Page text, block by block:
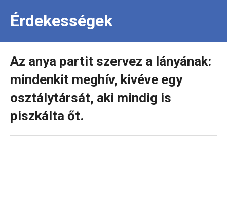
Érdekességek
Az anya partit szervez a lányának:
mindenkit meghív, kivéve egy
osztálytársát, aki mindig is
piszkálta őt.